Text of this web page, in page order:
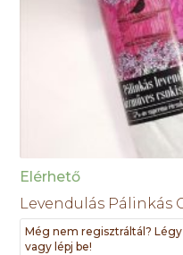
Elérhető
Levendulás Pálinkás
Még nem regisztráltál?
vagy lépj be!